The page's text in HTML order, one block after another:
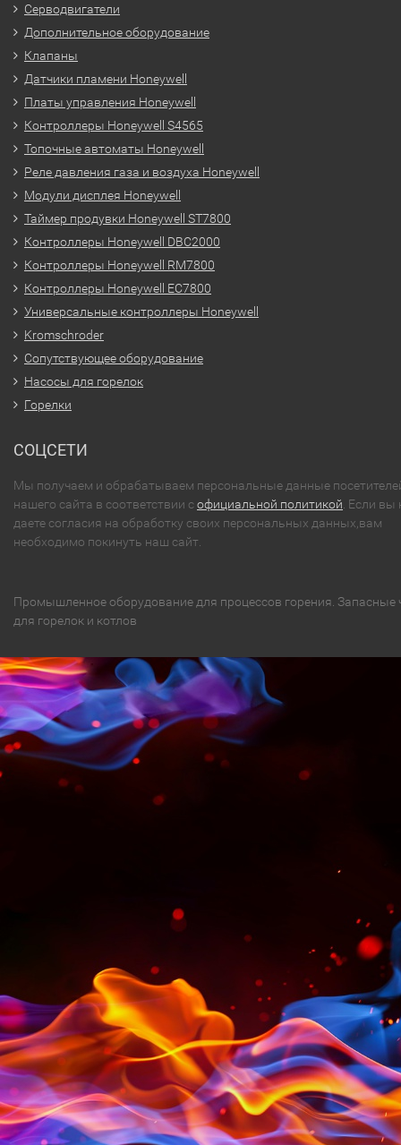
Серводвигатели
Дополнительное оборудование
Клапаны
Датчики пламени Honeywell
Платы управления Honeywell
Контроллеры Honeywell S4565
Топочные автоматы Honeywell
Реле давления газа и воздуха Honeywell
Модули дисплея Honeywell
Таймер продувки Honeywell ST7800
Контроллеры Honeywell DBC2000
Контроллеры Honeywell RM7800
Контроллеры Honeywell EC7800
Универсальные контроллеры Honeywell
Kromschroder
Сопутствующее оборудование
Насосы для горелок
Горелки
СОЦСЕТИ
Мы получаем и обрабатываем персональные данные
нашего сайта в соответствии софициальной политикой . Если вы
даете согласия на обработку своих персональных данных,вам
необходимо покинуть наш сайт.
Промышленное оборудование для процессов горения. Запасные
для горелок и котлов